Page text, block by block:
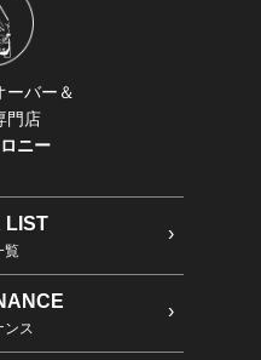
ーバー＆
門店
ニー
LIST
覧
ンス